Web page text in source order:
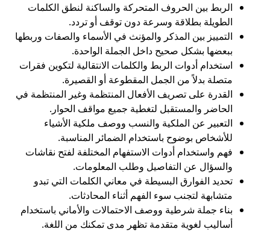
الربط بين الحروف المتحركة والساكنة لنطق الكلمات
الطويلة بطلاقة وسرعة دون توقف أو تردد.
التمييز بين المذكر والمؤنث في الأسماء والصفات وربطها
ببعضها بشكل صحيح داخل الجملة الواحدة.
استخدام أدوات الربط والكلمات الانتقالية لتكوين فقرات
متصلة بدلاً من الجمل المقطوعة أو القصيرة.
القدرة على تصريف الأفعال المنتظمة وغير المنتظمة في
الحاضر والمستقبل لتغطية جميع مواقف الحوار.
التعبير عن الملكية والنسب ووصف ملكية الأشياء
للأشخاص بوضوح باستخدام الضمائر المناسبة.
فهم واستخدام أدوات الاستفهام المختلفة لفتح نقاشات
والسؤال عن التفاصيل وطلب المعلومات.
تحديد الفوارق البسيطة في معاني الكلمات التي تبدو
متشابهة لتجنب سوء الفهم أثناء المحادثات.
بناء جملة شرطية ووصف الاحتمالات والأماني باستخدام
أساليب لغوية متقدمة تظهر مدى تمكنك من اللغة.